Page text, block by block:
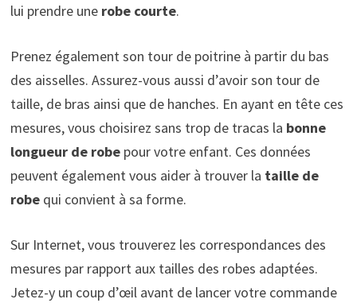
lui prendre une robe courte.
Prenez également son tour de poitrine à partir du bas
des aisselles. Assurez-vous aussi d’avoir son tour de
taille, de bras ainsi que de hanches. En ayant en tête ces
mesures, vous choisirez sans trop de tracas la bonne
longueur de robepour votre enfant. Ces données
peuvent également vous aider à trouver la taille de
robequi convient à sa forme.
Sur Internet, vous trouverez les correspondances des
mesures par rapport aux tailles des robes adaptées.
Jetez-y un coup d’œil avant de lancer votre commande